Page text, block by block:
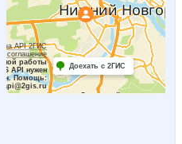
на API 2ГИС
соглашение
работы
JS API нужен
Помощь:
api@2gis.ru
Доехать с 2ГИС